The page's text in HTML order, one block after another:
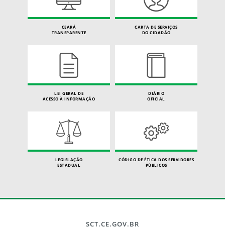
CEARÁ
TRANSPARENTE
CARTA DE SERVIÇOS
DO CIDADÃO
LEI GERAL DE
ACESSO À INFORMAÇÃO
DIÁRIO
OFICIAL
LEGISLAÇÃO
ESTADUAL
CÓDIGO DE ÉTICA DOS SERVIDORES
PÚBLICOS
SCT.CE.GOV.BR